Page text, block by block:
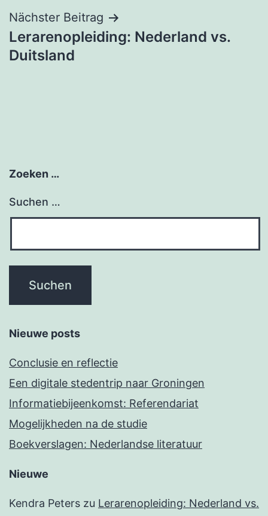
Nächster Beitrag
Lerarenopleiding: Nederland vs.
Duitsland
Zoeken …
Suchen …
Nieuwe posts
Conclusie en reflectie
Een digitale stedentrip naar Groningen
Informatiebijeenkomst: Referendariat
Mogelijkheden na de studie
Boekverslagen: Nederlandse literatuur
Nieuwe
Kendra Peters zu Lerarenopleiding: Nederland vs.